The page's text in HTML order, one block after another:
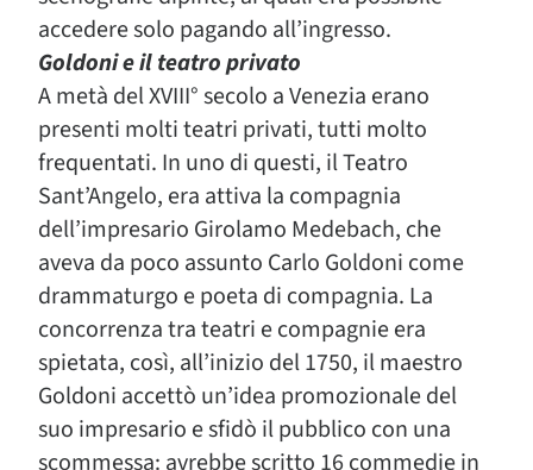
accedere solo pagando all’ingresso.
Goldoni e il teatro privato
A metà del XVIII° secolo a Venezia erano
presenti molti teatri privati, tutti molto
frequentati. In uno di questi, il Teatro
Sant’Angelo, era attiva la compagnia
dell’impresario Girolamo Medebach, che
aveva da poco assunto Carlo Goldoni come
drammaturgo e poeta di compagnia. La
concorrenza tra teatri e compagnie era
spietata, così, all’inizio del 1750, il maestro
Goldoni accettò un’idea promozionale del
suo impresario e sfidò il pubblico con una
scommessa: avrebbe scritto 16 commedie in